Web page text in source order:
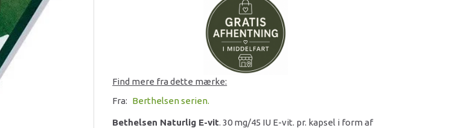
Find mere fra dette mærke:
Fra: Berthelsen serien.
Bethelsen Naturlig E-vit. 30 mg/45 IU E-vit. pr. kapsel i form af